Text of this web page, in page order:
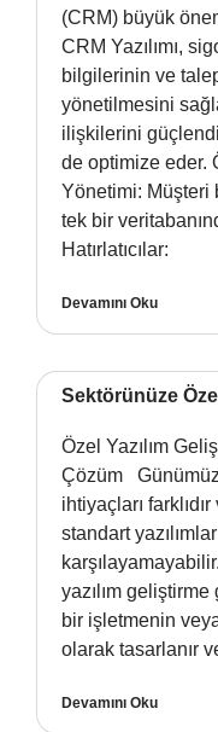
(CRM) büyük
CRM Yazılımı,
bilgilerinin ve
yönetilmesini
ilişkilerini
de optimize eder.
Yönetimi: Müşteri
tek bir
Hatırlatıcılar:
Devamını Oku
Sektörünüze
Özel Yazılım
Çözüm
ihtiyaçları
standart
yazılım geliştirme
bir işletmenin
olarak tasarlanır
Devamını Oku